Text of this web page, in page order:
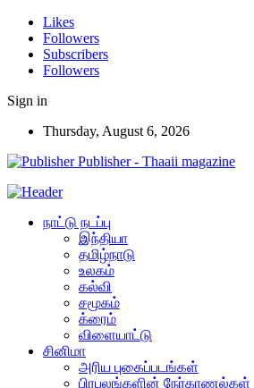
Likes
Followers
Subscribers
Followers
Sign in
Thursday, August 6, 2026
Publisher - Thaaii magazine
நாட்டு நடப்பு
இந்தியா
தமிழ்நாடு
உலகம்
கல்வி
சமூகம்
க்ரைம்
விளையாட்டு
சினிமா
அரிய புகைப்படங்கள்
பிரபலங்களின் நேர்காணல்கள்